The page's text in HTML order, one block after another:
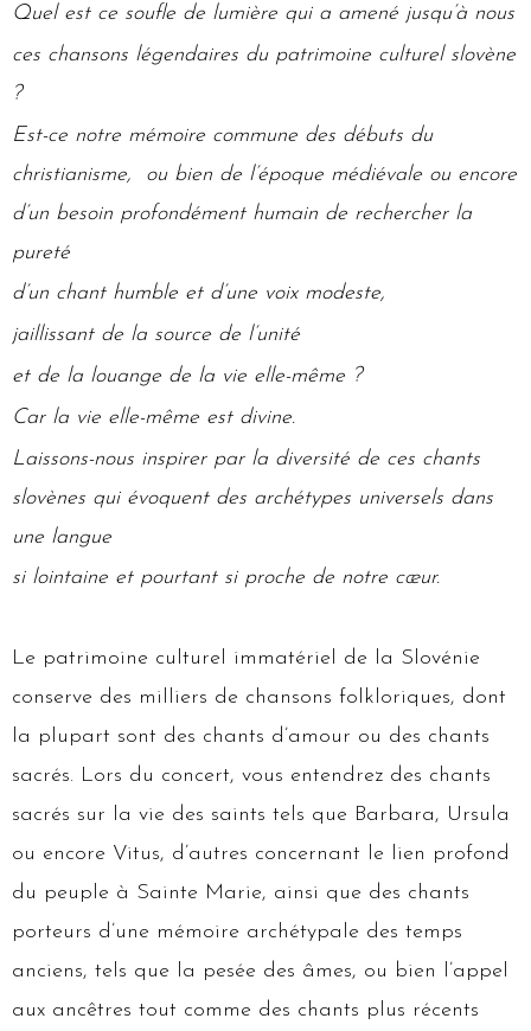
Quel est ce soufle de lumière qui a amené jusqu’à nous
ces chansons légendaires du patrimoine culturel slovène
?
Est-ce notre mémoire commune des débuts du
christianisme, ou bien de l’époque médiévale ou encore
d’un besoin profondément humain de rechercher la
pureté
d’un chant humble et d’une voix modeste,
jaillissant de la source de l’unité
et de la louange de la vie elle-même ?
Car la vie elle-même est divine.
Laissons-nous inspirer par la diversité de ces chants
slovènes qui évoquent des archétypes universels dans
une langue
si lointaine et pourtant si proche de notre cœur.
Le patrimoine culturel immatériel de la Slovénie
conserve des milliers de chansons folkloriques, dont
la plupart sont des chants d’amour ou des chants
sacrés. Lors du concert, vous entendrez des chants
sacrés sur la vie des saints tels que Barbara, Ursula
ou encore Vitus, d’autres concernant le lien profond
du peuple à Sainte Marie, ainsi que des chants
porteurs d’une mémoire archétypale des temps
anciens, tels que la pesée des âmes, ou bien l’appel
aux ancêtres tout comme des chants plus récents